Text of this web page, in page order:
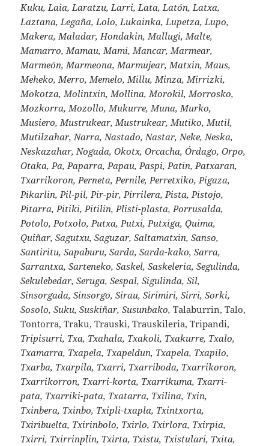
Kuku, Laia, Laratzu, Larri, Lata, Latón, Latxa,
Laztana, Legaña, Lolo, Lukainka, Lupetza, Lupo,
Makera, Maladar, Hondakin, Mallugi, Malte,
Mamarro, Mamau, Mami, Mancar, Marmear,
Marmeón, Marmeona, Marmujear, Matxin, Maus,
Meheko, Merro, Memelo, Millu, Minza, Mirrizki,
Mokotza, Molintxin, Mollina, Morokil, Morrosko,
Mozkorra, Mozollo, Mukurre, Muna, Murko,
Musiero, Mustrukear, Mustrukear, Mutiko, Mutil,
Mutilzahar, Narra, Nastado, Nastar, Neke, Neska,
Neskazahar, Nogada, Okotx, Orcacha, Órdago, Orpo,
Otaka, Pa, Paparra, Papau, Paspi, Patin, Patxaran,
Txarrikoron, Perneta, Pernile, Perretxiko, Pigaza,
Pikarlin, Pil-pil, Pir-pir, Pirrilera, Pista, Pistojo,
Pitarra, Pitiki, Pitilin, Plisti-plasta, Porrusalda,
Potolo, Potxolo, Putxa, Putxi, Putxiga, Quima,
Quiñar, Sagutxu, Saguzar, Saltamatxin, Sanso,
Santiritu, Sapaburu, Sarda, Sarda-kako, Sarra,
Sarrantxa, Sarteneko, Saskel, Saskeleria, Segulinda,
Sekulebedar, Seruga, Sespal, Sigulinda, Sil,
Sinsorgada, Sinsorgo, Sirau, Sirimiri, Sirri, Sorki,
Sosolo, Suku, Suskiñar, Susunbako, Talaburrin, Talo,
Tontorra, Traku, Trauski, Trauskileria, Tripandi,
Tripisurri, Txa, Txahala, Txakoli, Txakurre, Txalo,
Txamarra, Txapela, Txapeldun, Txapela, Txapilo,
Txarba, Txarpila, Txarri, Txarriboda, Txarrikoron,
Txarrikorron, Txarri-korta, Txarrikuma, Txarri-
pata, Txarriki-pata, Txatarra, Txilina, Txin,
Txinbera, Txinbo, Txipli-txapla, Txintxorta,
Txiribuelta, Txirinbolo, Txirlo, Txirlora, Txirpia,
Txirri, Txirrinplin, Txirta, Txistu, Txistulari, Txita,